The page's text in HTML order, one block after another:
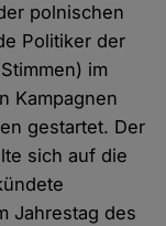
polnischen
Politiker der
im
Kampagnen
gestartet. Der
sich auf die
Jahrestag des